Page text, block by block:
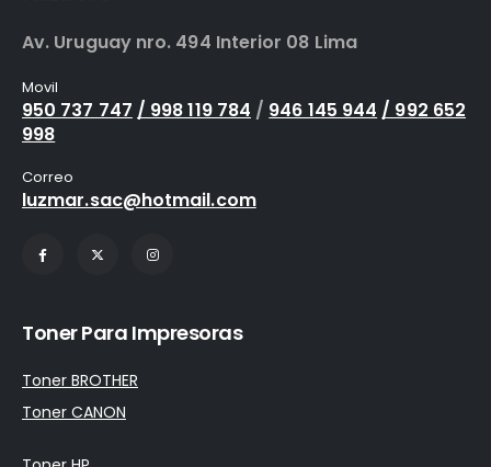
Av. Uruguay nro. 494 Interior 08 Lima
Movil
950 737 747 / 998 119 784 / 946 145 944 / 992 652
998
Correo
luzmar.sac@hotmail.com
Toner Para Impresoras
Toner BROTHER
Toner CANON